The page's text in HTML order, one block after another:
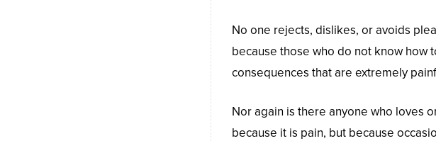
No one rejects, dislikes, or avoids
because those who do not know how
consequences that are extremely
Nor again is there anyone who loves
because it is pain, but because